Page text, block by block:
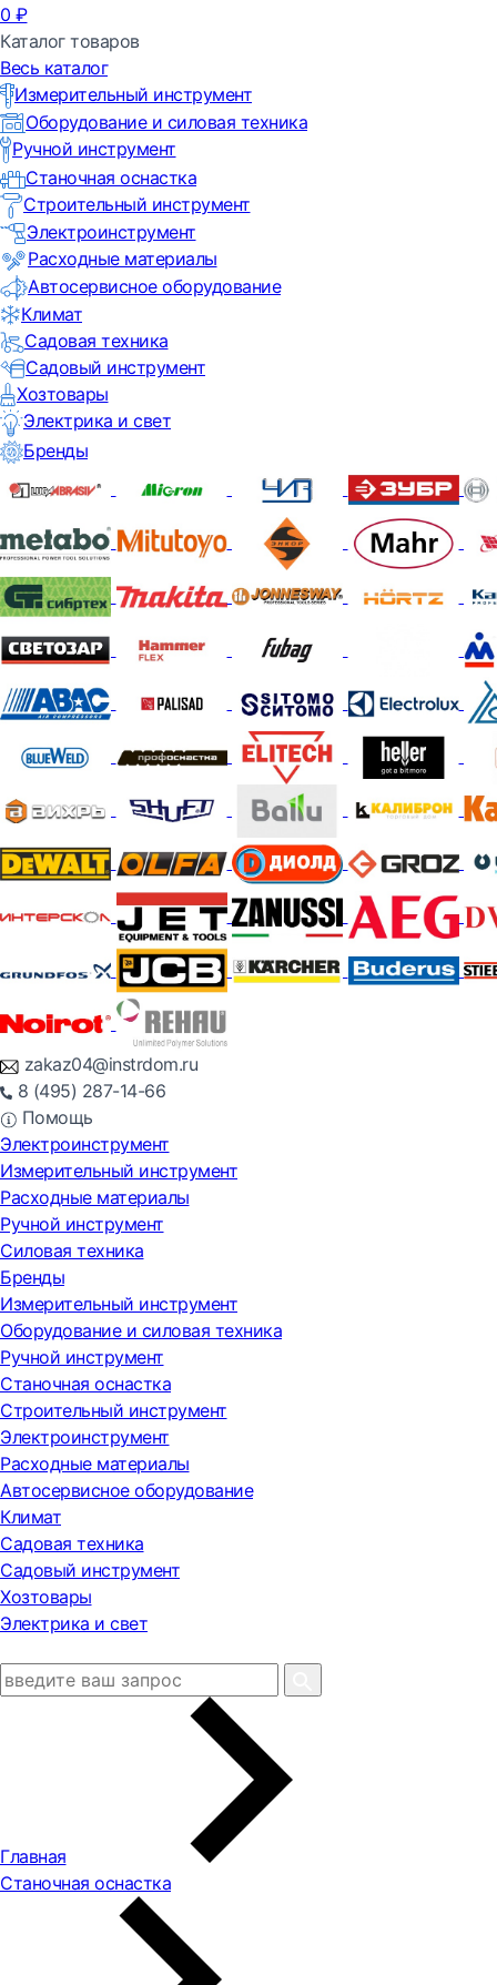
0 ₽
Каталог товаров
Весь каталог
Измерительный инструмент
Оборудование и силовая техника
Ручной инструмент
Станочная оснастка
Строительный инструмент
Электроинструмент
Расходные материалы
Автосервисное оборудование
Климат
Садовая техника
Садовый инструмент
Хозтовары
Электрика и свет
Бренды
zakaz04@instrdom.ru
8 (495) 287-14-66
Помощь
Электроинструмент
Измерительный инструмент
Расходные материалы
Ручной инструмент
Силовая техника
Бренды
Измерительный инструмент
Оборудование и силовая техника
Ручной инструмент
Станочная оснастка
Строительный инструмент
Электроинструмент
Расходные материалы
Автосервисное оборудование
Климат
Садовая техника
Садовый инструмент
Хозтовары
Электрика и свет
Главная
Станочная оснастка